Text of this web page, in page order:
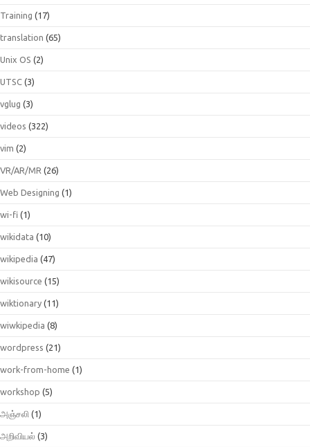
Training (17)
translation (65)
Unix OS (2)
UTSC (3)
vglug (3)
videos (322)
vim (2)
VR/AR/MR (26)
Web Designing (1)
wi-fi (1)
wikidata (10)
wikipedia (47)
wikisource (15)
wiktionary (11)
wiwkipedia (8)
wordpress (21)
work-from-home (1)
workshop (5)
அஞ்சலி (1)
அறிவியல் (3)